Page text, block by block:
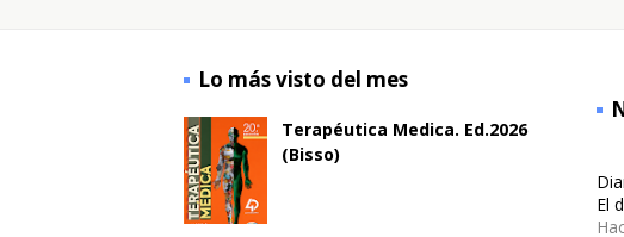
Lo más visto del mes
Terapéutica Medica. Ed.2026
(Bisso)
El